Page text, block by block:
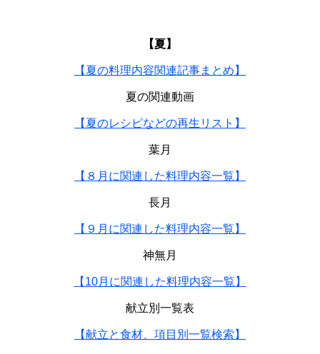
【夏】
【夏の料理内容関連記事まとめ】
夏の関連動画
【夏のレシピなどの再生リスト】
葉月
【８月に関連した料理内容一覧】
長月
【９月に関連した料理内容一覧】
神無月
【10月に関連した料理内容一覧】
献立別一覧表
【献立と食材、項目別一覧検索】